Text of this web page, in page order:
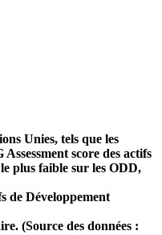
Unies, tels que les
score des actifs
plus faible sur les ODD,
de Développement
(Source des données :